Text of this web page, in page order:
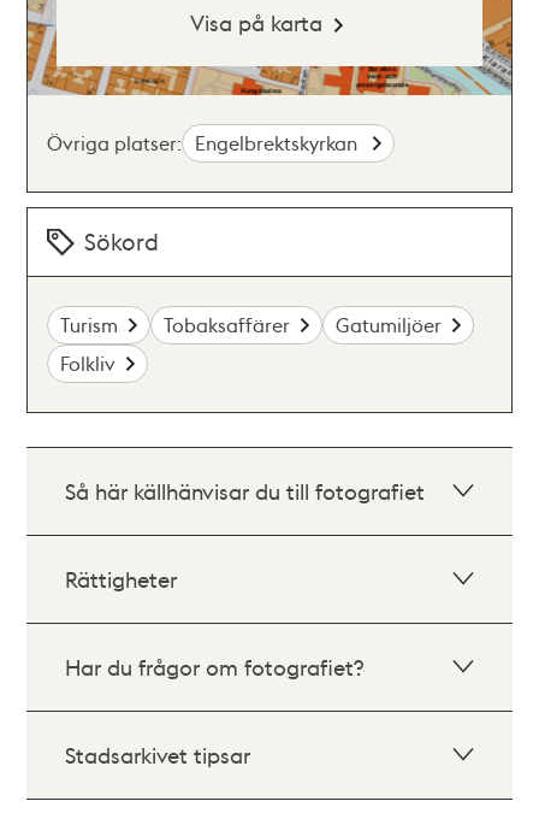
Visa på karta
Övriga platser: Engelbrektskyrkan
Sökord
Turism Tobaksaffärer
Gatumiljöer
Folkliv
Så här källhänvisar du till fotografiet
Rättigheter
Har du frågor om fotografiet?
Stadsarkivet tipsar